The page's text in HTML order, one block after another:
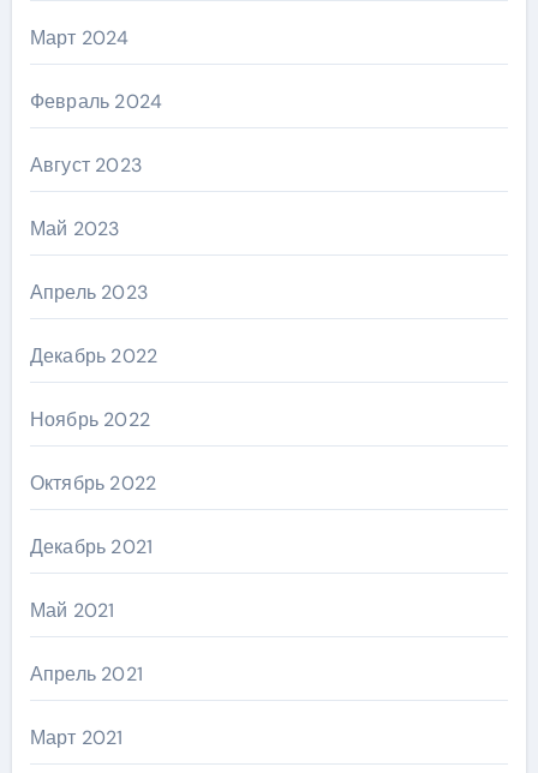
Март 2024
Февраль 2024
Август 2023
Май 2023
Апрель 2023
Декабрь 2022
Ноябрь 2022
Октябрь 2022
Декабрь 2021
Май 2021
Апрель 2021
Март 2021